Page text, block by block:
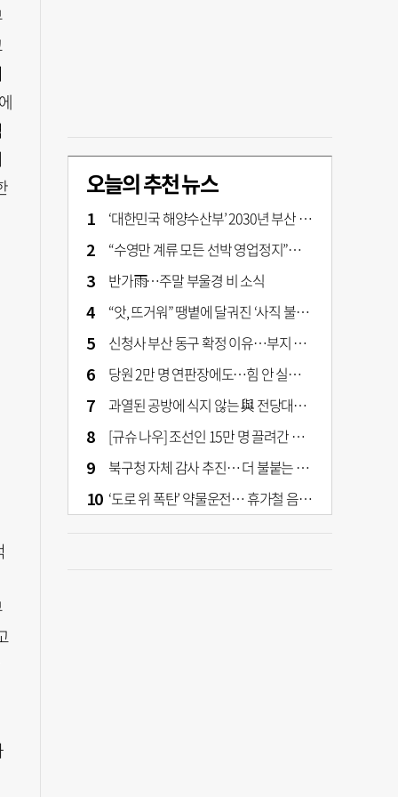
오늘의 추천 뉴스
‘대한민국 해양수산부’ 2030년 부산 북항시대 연다
“수영만 계류 모든 선박 영업정지”… 재개발 속도전
반가雨…주말 부울경 비 소식
“앗, 뜨거워” 땡볕에 달궈진 ‘사직 불가마’ 관중석 무려 70도
신청사 부산 동구 확정 이유…부지 용이성·접근성·집적 가능성이 운명 갈랐다 [해수부 북항 시대]
당원 2만 명 연판장에도…힘 안 실리는 ‘장동혁 사퇴’ 공세
과열된 공방에 식지 않는 與 전당대회… 호남·수도권 집중하는 후보들
[규슈 나우] 조선인 15만 명 끌려간 치쿠호 탄광… 대를 이은 진실 캐기
북구청 자체 감사 추진… 더 불붙는 북구 신청사 갈등
‘도로 위 폭탄’ 약물운전… 휴가철 음주와 병행 단속 [교통안전, 시민이 만든다]